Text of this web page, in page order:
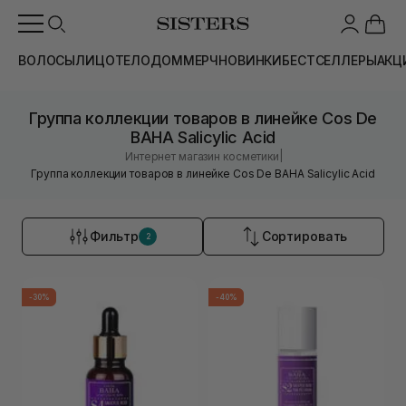
ВОЛОСЫЛИЦОТЕЛОДОММЕРЧНОВИНКИБЕСТСЕЛЛЕРЫ
Группа коллекции товаров в линейке Cos De
BAHA Salicylic Acid
Интернет магазин косметики
Группа коллекции товаров в линейке Cos De BAHA Salicylic Acid
Фильтр 2 Сортировать
-30% -40%